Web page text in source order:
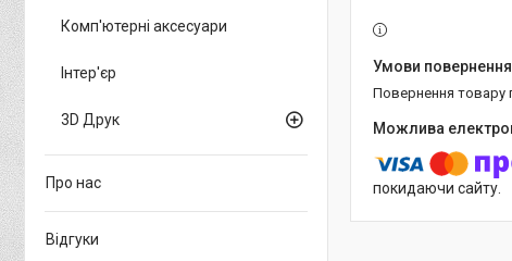
повернення товару
покидаючи сайту.
Комп'ютерні аксесуари
Інтер'єр
3D Друк
Про нас
Відгуки